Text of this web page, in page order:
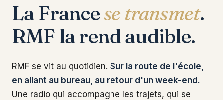
La Francese transmet.
RMF la rend audible.
RMF se vit au quotidien. Sur la route de l'école,
en allant au bureau, au retour d'un week-end.
Une radio qui accompagne les trajets, qui se